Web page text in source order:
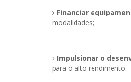
Financiar
modalidades;
Impulsionar o
para o alto rendimento.